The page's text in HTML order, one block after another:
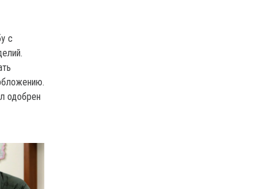
с
одобрен